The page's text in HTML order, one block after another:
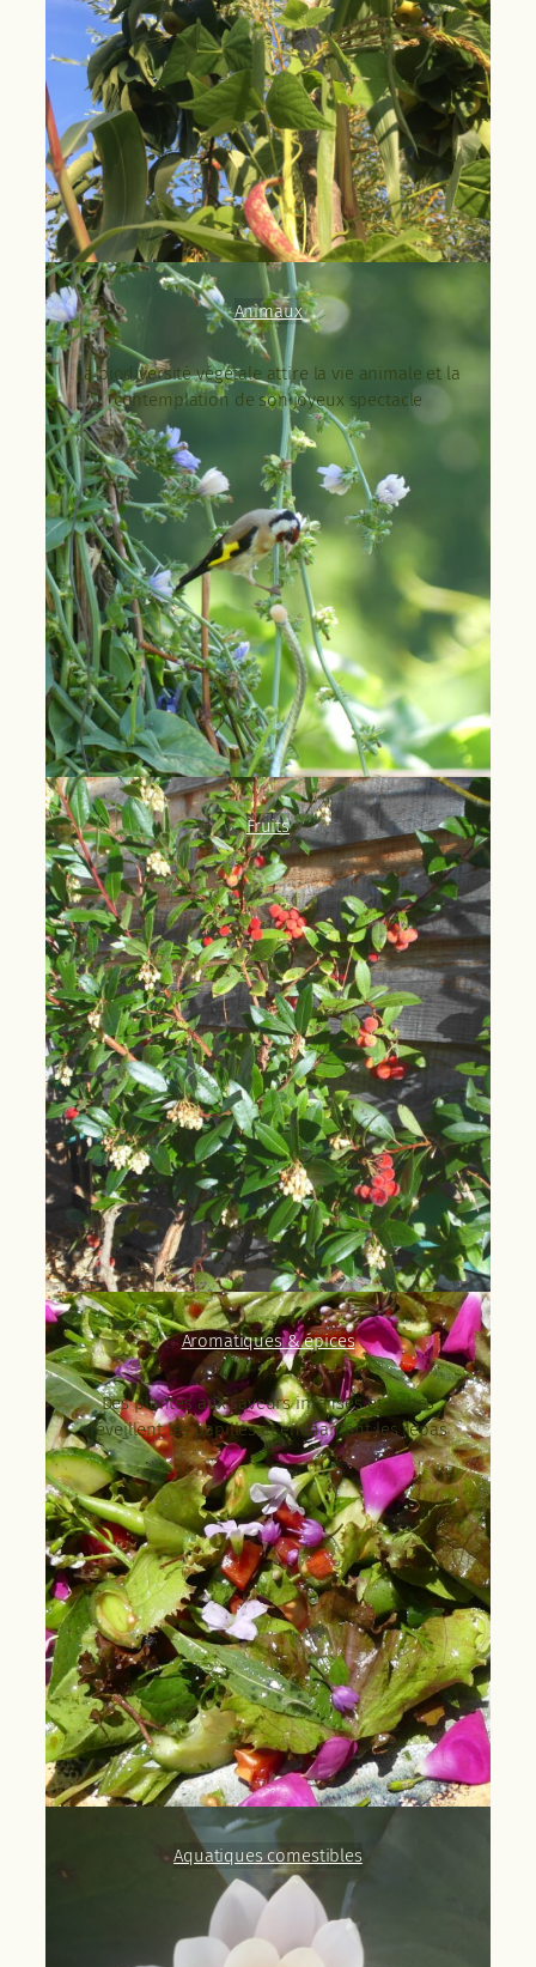
Animaux
La biodiversité végétale attire la vie animale et la
contemplation de son joyeux spectacle
Fruits
Aromatiques & épices
Des plantes aux saveurs intenses et riches
réveillent les papilles et enchantent les repas
Aquatiques comestibles